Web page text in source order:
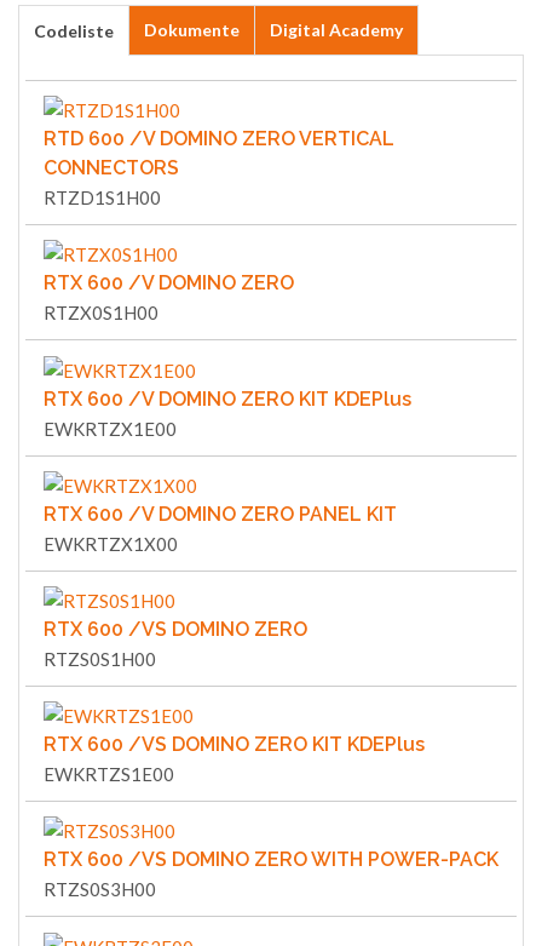
Codeliste Dokumente Digital Academy
RTD 600 /V DOMINO ZERO VERTICAL
CONNECTORS
RTZD1S1H00
RTX 600 /V DOMINO ZERO
RTZX0S1H00
RTX 600 /V DOMINO ZERO KIT KDEPlus
EWKRTZX1E00
RTX 600 /V DOMINO ZERO PANEL KIT
EWKRTZX1X00
RTX 600 /VS DOMINO ZERO
RTZS0S1H00
RTX 600 /VS DOMINO ZERO KIT KDEPlus
EWKRTZS1E00
RTX 600 /VS DOMINO ZERO WITH POWER-PACK
RTZS0S3H00